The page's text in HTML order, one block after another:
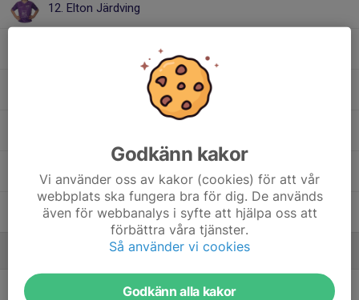
12. Elton Järdving
5. Simon Olsson
26. Stefan Mocanu
Jenny GranathFystränare
Godkänn kakor
Vi använder oss av kakor (cookies) för att vår
webbplats ska fungera bra för dig. De används
även för webbanalys i syfte att hjälpa oss att
förbättra våra tjänster.
Så använder vi cookies
Godkänn alla kakor